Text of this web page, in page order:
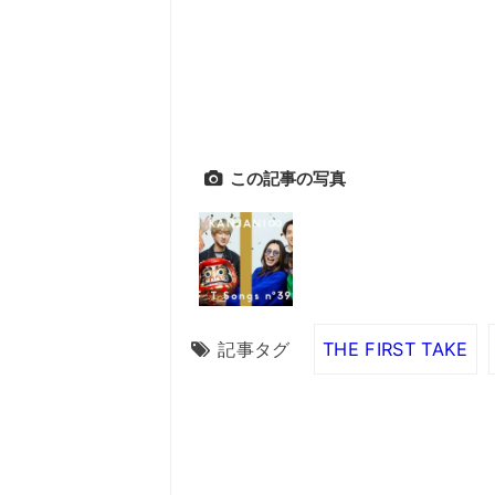
この記事の写真
記事タグ THE FIRST TAKE